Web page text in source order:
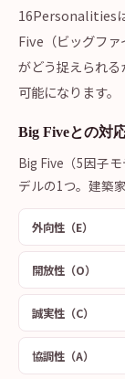
16Personalities
Five（ビッグファ
がどう捉えられ
可能になります。
Big Fiveとの対
Big Five（5因子
デルの1つ。建築
外向性（E）
開放性（O）
誠実性（C）
協調性（A）